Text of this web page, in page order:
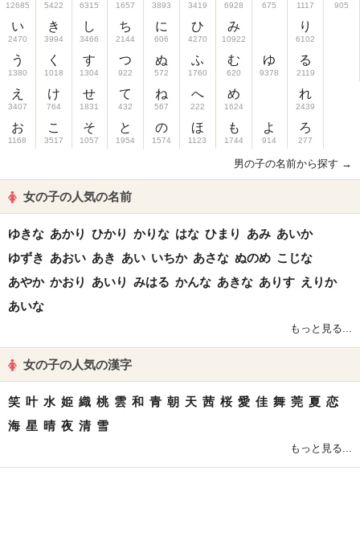
12685
い
2470
う
1380
え
3407
お
1168
5422
き
3994
く
1018
け
764
こ
3517
6315
し
3466
す
1304
せ
1831
そ
1057
1657
ち
2144
つ
922
て
432
と
1954
3893
に
606
ぬ
572
ね
567
の
1574
3419
ひ
4270
ふ
1760
へ
222
ほ
1123
6928
み
10922
む
620
め
1624
も
1744
675
ゆ
9378
よ
914
1117
り
6102
る
2119
れ
2439
ろ
277
905
男の子の名前から探す →
女の子の人気の名前
ゆきな あかり ひかり かりな はな ひまり あみ あいか
ゆずき あおい あき あい いちか あさな ぬのめ こじな
あやか かおり あいり みはる かんな あきな ありす えりか
あいな
もっと見る...
女の子の人気の漢字
笑 叶 水 姫 織 桃 雲 和 青 朝 天 茜 桜 愛 佳 舞 莞 夏 恋
海 星 晴 夜 清 雪
もっと見る...